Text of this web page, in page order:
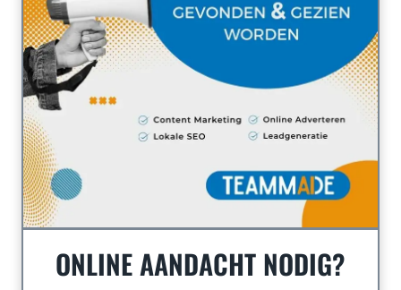
ONLINE AANDACHT NODIG?